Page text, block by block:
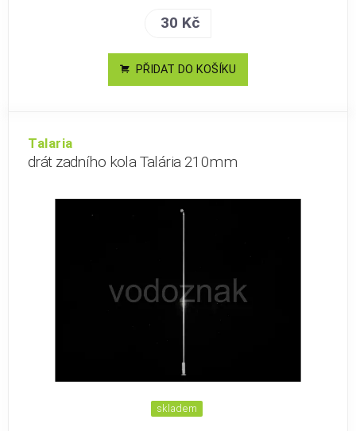
30 Kč
PŘIDAT DO KOŠÍKU
Talaria
drát zadního kola Talária 210mm
skladem